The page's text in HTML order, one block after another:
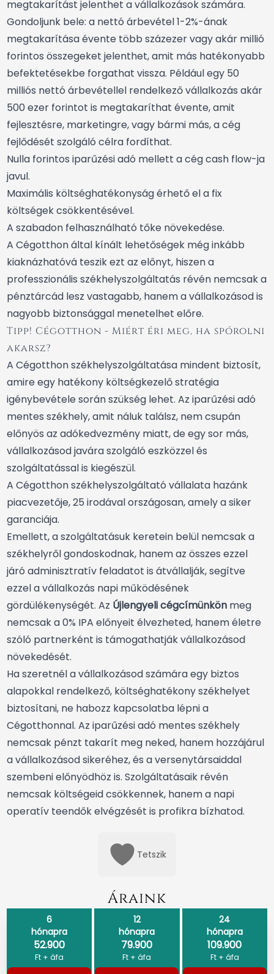
megtakarítást jelenthet a vállalkozások számára.
Gondoljunk bele: a nettó árbevétel 1-2%-ának
megtakarítása évente több százezer vagy akár millió
forintos összegeket jelenthet, amit más hatékonyabb
befektetésekbe forgathat vissza. Például egy 50
milliós nettó árbevétellel rendelkező vállalkozás akár
500 ezer forintot is megtakaríthat évente, amit
fejlesztésre, marketingre, vagy bármi más, a cég
fejlődését szolgáló célra fordíthat.
Nulla forintos iparűzési adó mellett a cég cash flow-ja
javul.
Maximális költséghatékonyság érhető el a fix
költségek csökkentésével.
A szabadon felhasználható tőke növekedése.
A Cégotthon által kínált lehetőségek még inkább
kiaknázhatóvá teszik ezt az előnyt, hiszen a
professzionális székhelyszolgáltatás révén nemcsak a
pénztárcád lesz vastagabb, hanem a vállalkozásod is
nagyobb biztonsággal menetelhet előre.
Tipp! Cégotthon - Miért éri meg, ha spórolni
akarsz?
A Cégotthon székhelyszolgáltatása mindent biztosít,
amire egy hatékony költségkezelő stratégia
igénybevétele során szükség lehet. Az iparűzési adó
mentes székhely, amit náluk találsz, nem csupán
előnyös az adókedvezmény miatt, de egy sor más,
vállalkozásod javára szolgáló eszközzel és
szolgáltatással is kiegészül.
A Cégotthon székhelyszolgáltató vállalata hazánk
piacvezetője, 25 irodával országosan, amely a siker
garanciája.
Emellett, a szolgáltatásuk keretein belül nemcsak a
székhelyről gondoskodnak, hanem az összes ezzel
járó adminisztratív feladatot is átvállalják, segítve
ezzel a vállalkozás napi működésének
gördülékenységét. Az Újlengyeli cégcímünkön meg
nemcsak a 0% IPA előnyeit élvezheted, hanem életre
szóló partnerként is támogathatják vállalkozásod
növekedését.
Ha szeretnél a vállalkozásod számára egy biztos
alapokkal rendelkező, költséghatékony székhelyet
biztosítani, ne habozz kapcsolatba lépni a
Cégotthonnal. Az iparűzési adó mentes székhely
nemcsak pénzt takarít meg neked, hanem hozzájárul
a vállalkozásod sikeréhez, és a versenytársaiddal
szembeni előnyödhöz is. Szolgáltatásaik révén
nemcsak költségeid csökkennek, hanem a napi
operatív teendők elvégzését is profikra bízhatod.
Tetszik
Áraink
6
hónapra
52.900
Ft + áfa
12
hónapra
79.900
Ft + áfa
24
hónapra
109.900
Ft + áfa